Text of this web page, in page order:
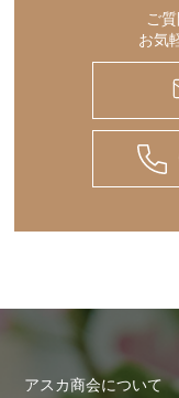
ご
お気
アスカ商会について